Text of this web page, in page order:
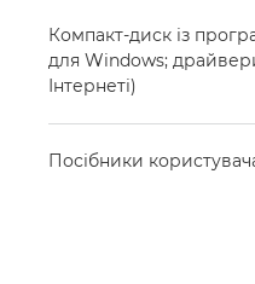
Компакт-диск із
для Windows;
Інтернеті)
Посібники